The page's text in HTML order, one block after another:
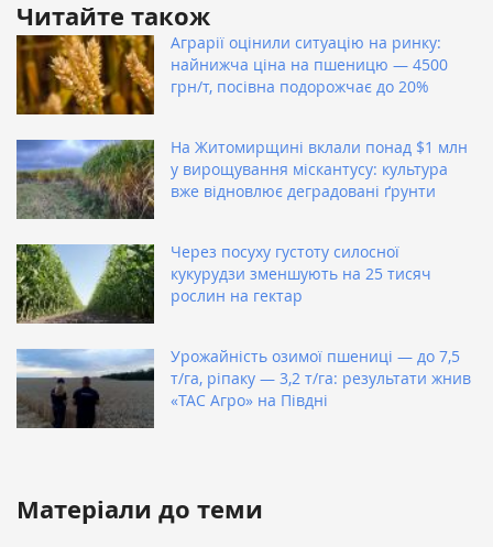
Читайте також
Аграрії оцінили ситуацію на ринку:
найнижча ціна на пшеницю — 4500
грн/т, посівна подорожчає до 20%
На Житомирщині вклали понад $1 млн
у вирощування міскантусу: культура
вже відновлює деградовані ґрунти
Через посуху густоту силосної
кукурудзи зменшують на 25 тисяч
рослин на гектар
Урожайність озимої пшениці — до 7,5
т/га, ріпаку — 3,2 т/га: результати жнив
«ТАС Агро» на Півдні
Матеріали до теми